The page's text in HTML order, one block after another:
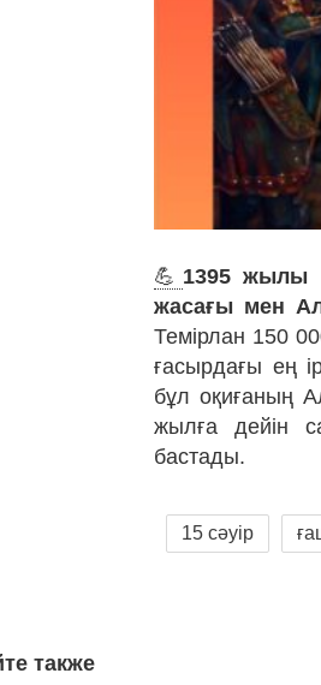
💪 1395 жылы
жасағы мен
Темірлан 150
ғасырдағы ең
бұл оқиғаның
жылға дейін
бастады.
15 сәуір
также